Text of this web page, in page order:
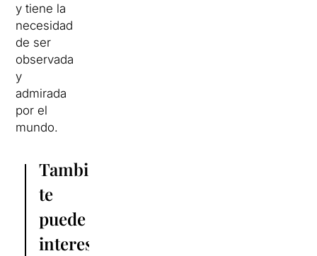
y tiene la
necesidad
de ser
observada
y
admirada
por el
mundo.
También
te
puede
interesar: